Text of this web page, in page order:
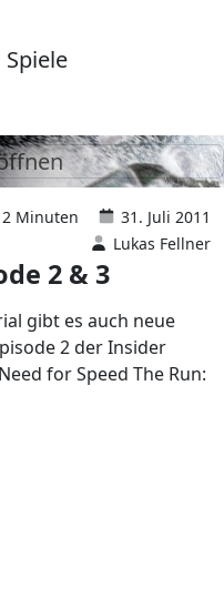
2 Minuten
31. Juli 2011
Lukas Fellner
2 & 3
gibt es auch neue
2 der Insider
for Speed The Run: